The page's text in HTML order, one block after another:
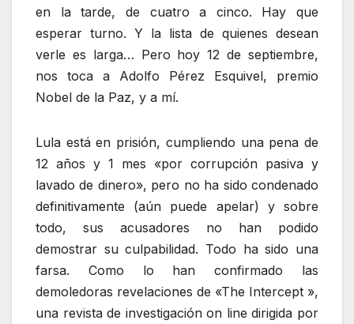
en la tarde, de cuatro a cinco. Hay que
esperar turno. Y la lista de quienes desean
verle es larga… Pero hoy 12 de septiembre,
nos toca a Adolfo Pérez Esquivel, premio
Nobel de la Paz, y a mí.
Lula está en prisión, cumpliendo una pena de
12 años y 1 mes «por corrupción pasiva y
lavado de dinero», pero no ha sido condenado
definitivamente (aún puede apelar) y sobre
todo, sus acusadores no han podido
demostrar su culpabilidad. Todo ha sido una
farsa. Como lo han confirmado las
demoledoras revelaciones de «The Intercept »,
una revista de investigación on line dirigida por